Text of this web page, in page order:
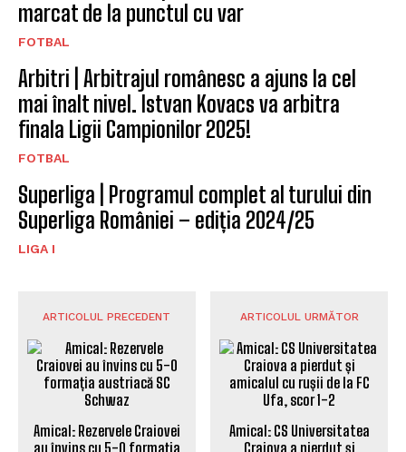
marcat de la punctul cu var
FOTBAL
Arbitri | Arbitrajul românesc a ajuns la cel
mai înalt nivel. Istvan Kovacs va arbitra
finala Ligii Campionilor 2025!
FOTBAL
Superliga | Programul complet al turului din
Superliga României – ediția 2024/25
LIGA I
ARTICOLUL PRECEDENT
Amical: Rezervele Craiovei
au învins cu 5-0 formația
ARTICOLUL URMĂTOR
Amical: CS Universitatea
Craiova a pierdut și